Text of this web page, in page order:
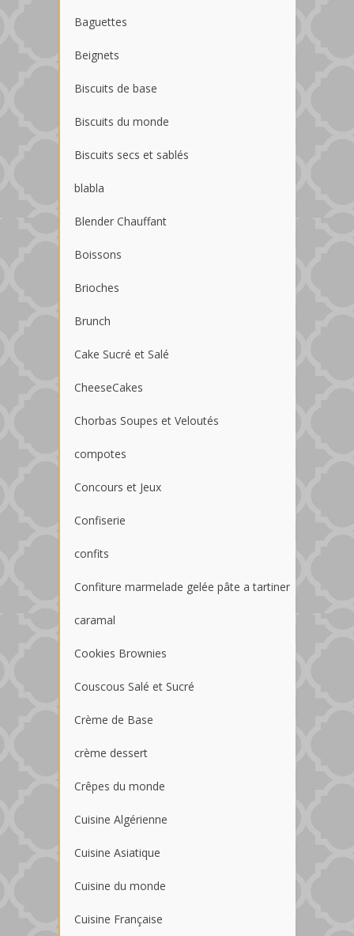
Baguettes
Beignets
Biscuits de base
Biscuits du monde
Biscuits secs et sablés
blabla
Blender Chauffant
Boissons
Brioches
Brunch
Cake Sucré et Salé
CheeseCakes
Chorbas Soupes et Veloutés
compotes
Concours et Jeux
Confiserie
confits
Confiture marmelade gelée pâte a tartiner
caramal
Cookies Brownies
Couscous Salé et Sucré
Crème de Base
crème dessert
Crêpes du monde
Cuisine Algérienne
Cuisine Asiatique
Cuisine du monde
Cuisine Française